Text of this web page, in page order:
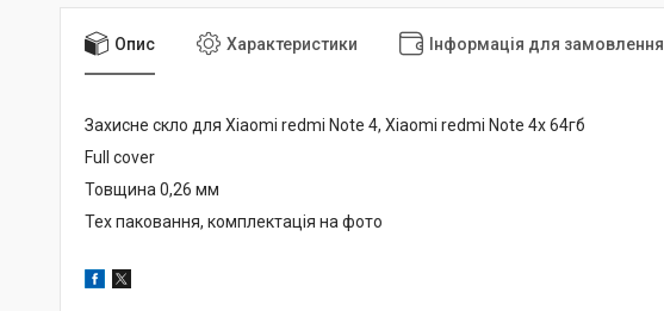
Опис Характеристики Інформація для замовлення
Захисне скло для Xiaomi redmi Note 4, Xiaomi redmi Note 4х 64гб
Full cover
Товщина 0,26 мм
Тех паковання, комплектація на фото